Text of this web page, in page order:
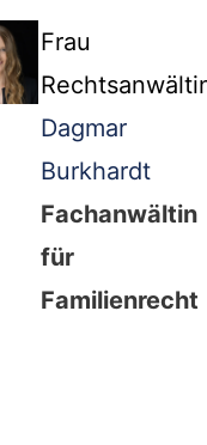
Frau
Dagmar
Burkhardt
Fachanwältin
für
Familienrecht